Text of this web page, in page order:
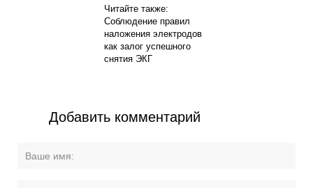
Читайте также:
Соблюдение правил
наложения электродов
как залог успешного
снятия ЭКГ
Добавить комментарий